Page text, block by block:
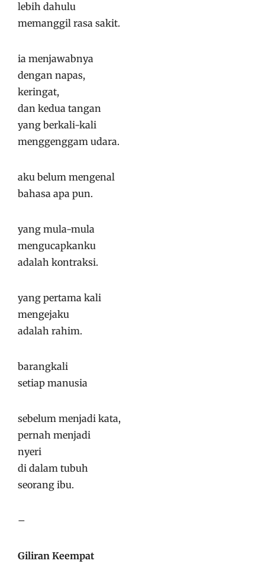
lebih dahulu
memanggil rasa sakit.
ia menjawabnya
dengan napas,
keringat,
dan kedua tangan
yang berkali-kali
menggenggam udara.
aku belum mengenal
bahasa apa pun.
yang mula-mula
mengucapkanku
adalah kontraksi.
yang pertama kali
mengejaku
adalah rahim.
barangkali
setiap manusia
sebelum menjadi kata,
pernah menjadi
nyeri
di dalam tubuh
seorang ibu.
–
Giliran Keempat